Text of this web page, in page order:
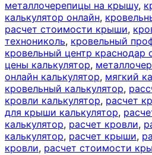
металлочерепицы на крышу,
калькулятор онлайн,
расчет стоимости крыши,
технониколь, кровельный
кровельный центр краснодар
цены калькулятор,
онлайн калькулятор, мягкий
кровельный калькулятор,
кровли калькулятор, расчет
для крыши калькулятор,
калькулятор, расчет кровли,
калькулятор, расчет крыши,
кровли, расчет стоимости